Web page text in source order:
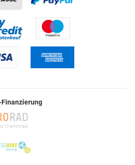
Finanzierung